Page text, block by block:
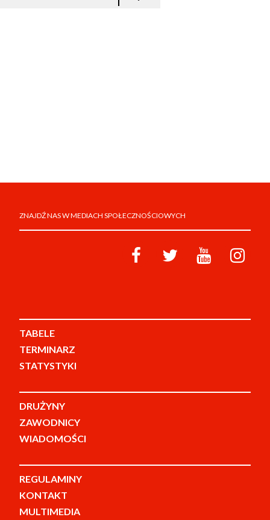
ZNAJDŹ NAS W MEDIACH SPOŁECZNOŚCIOWYCH
TABELE
TERMINARZ
STATYSTYKI
DRUŻYNY
ZAWODNICY
WIADOMOŚCI
REGULAMINY
KONTAKT
MULTIMEDIA